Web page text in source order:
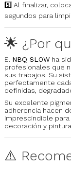
5️⃣ Al finalizar,
segundos para
🌟 ¿Por
El NBQ SLOW ha
profesionales que
sus trabajos. Su
perfectamente
definidas,
Su excelente
adherencia hacen
imprescindible
decoración y
⚠️